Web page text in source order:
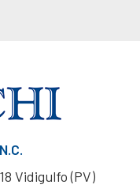
Vidigulfo (PV)